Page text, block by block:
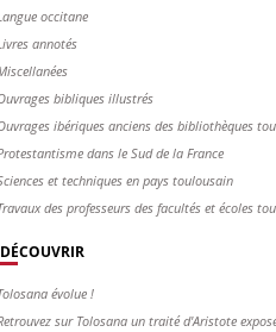
occitane
annotés
bibliques illustrés
ibériques anciens des bibliothèques
dans le Sud de la France
et techniques en pays toulousain
des professeurs des facultés et écoles
DÉCOUVRIR
évolue !
sur Tolosana un traité d'Aristote